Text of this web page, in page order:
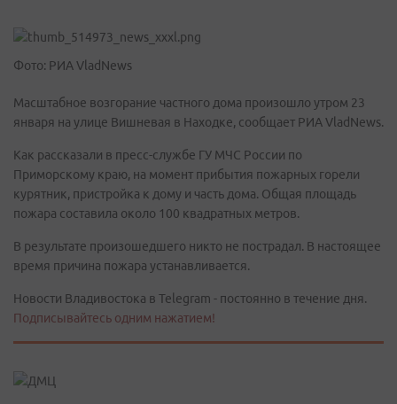
Фото: РИА VladNews
Масштабное возгорание частного дома произошло утром 23
января на улице Вишневая в Находке, сообщает РИА VladNews.
Как рассказали в пресс-службе ГУ МЧС России по
Приморскому краю, на момент прибытия пожарных горели
курятник, пристройка к дому и часть дома. Общая площадь
пожара составила около 100 квадратных метров.
В результате произошедшего никто не пострадал. В настоящее
время причина пожара устанавливается.
Новости Владивостока в Telegram - постоянно в течение дня.
Подписывайтесь одним нажатием!